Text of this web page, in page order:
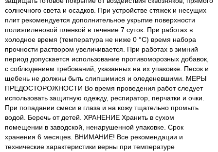
солнечного света и осадков. При устройстве стяжек и несущих
плит рекомендуется дополнительное укрытие поверхности
полиэтиленовой пленкой в течение 7 суток. При работах в
холодное время (температура не ниже 0 °С) время набора
прочности раствором увеличивается. При работах в зимний
период допускается использование противоморозных добавок,
с соблюдением требований, указанных на их упаковке. Песок и
щебень не должны быть слипшимися и оледеневшими. МЕРЫ
ПРЕДОСТОРОЖНОСТИ Во время проведения работ следует
использовать защитную одежду, респиратор, перчатки и очки.
При попадании смеси в глаза и на кожу тщательно промыть
водой. Беречь от детей. ХРАНЕНИЕ Хранить в сухом
помещении в заводской, ненарушенной упаковке. Срок
хранения 6 месяцев. ВНИМАНИЕ! Все рекомендации и
технические характеристики верны при температуре